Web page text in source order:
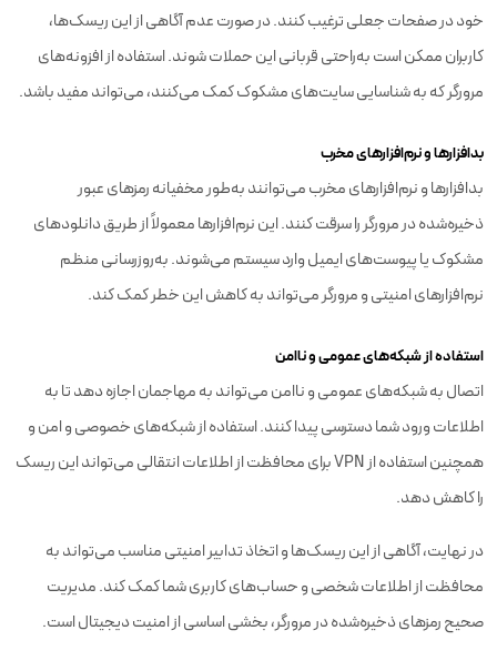
خود در صفحات جعلی ترغیب کنند. در صورت عدم آگاهی از این ریسک‌ها،
کاربران ممکن است به‌راحتی قربانی این حملات شوند. استفاده از افزونه‌های
مرورگر که به شناسایی سایت‌های مشکوک کمک می‌کنند، می‌تواند مفید باشد.
بدافزارها و نرم‌افزارهای مخرب
بدافزارها و نرم‌افزارهای مخرب می‌توانند به‌طور مخفیانه رمزهای عبور
ذخیره‌شده در مرورگر را سرقت کنند. این نرم‌افزارها معمولاً از طریق دانلودهای
مشکوک یا پیوست‌های ایمیل وارد سیستم می‌شوند. به‌روزرسانی منظم
نرم‌افزارهای امنیتی و مرورگر می‌تواند به کاهش این خطر کمک کند.
استفاده از شبکه‌های عمومی و ناامن
اتصال به شبکه‌های عمومی و ناامن می‌تواند به مهاجمان اجازه دهد تا به
اطلاعات ورود شما دسترسی پیدا کنند. استفاده از شبکه‌های خصوصی و امن و
همچنین استفاده از VPN برای محافظت از اطلاعات انتقالی می‌تواند این ریسک
را کاهش دهد.
در نهایت، آگاهی از این ریسک‌ها و اتخاذ تدابیر امنیتی مناسب می‌تواند به
محافظت از اطلاعات شخصی و حساب‌های کاربری شما کمک کند. مدیریت
صحیح رمزهای ذخیره‌شده در مرورگر، بخشی اساسی از امنیت دیجیتال است.